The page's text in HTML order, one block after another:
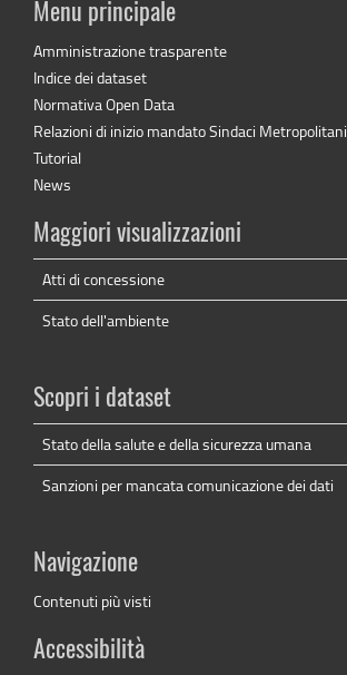
Menu principale
Amministrazione trasparente
Indice dei dataset
Normativa Open Data
Relazioni di inizio mandato Sindaci Metropolitani
Tutorial
News
Maggiori visualizzazioni
Atti di concessione
Stato dell'ambiente
Scopri i dataset
Stato della salute e della sicurezza umana
Sanzioni per mancata comunicazione dei dati
Navigazione
Contenuti più visti
Accessibilità